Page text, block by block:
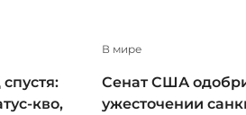
кво,
В мире
Сенат США
ужесточении